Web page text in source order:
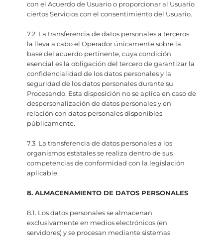
con el Acuerdo de Usuario o proporcionar al Usuario
ciertos Servicios con el consentimiento del Usuario.
7.2. La transferencia de datos personales a terceros
la lleva a cabo el Operador únicamente sobre la
base del acuerdo pertinente, cuya condición
esencial es la obligación del tercero de garantizar la
confidencialidad de los datos personales y la
seguridad de los datos personales durante su
Procesando. Esta disposición no se aplica en caso de
despersonalización de datos personales y en
relación con datos personales disponibles
públicamente.
7.3. La transferencia de datos personales a los
organismos estatales se realiza dentro de sus
competencias de conformidad con la legislación
aplicable.
8. ALMACENAMIENTO DE DATOS PERSONALES
8.1. Los datos personales se almacenan
exclusivamente en medios electrónicos (en
servidores) y se procesan mediante sistemas